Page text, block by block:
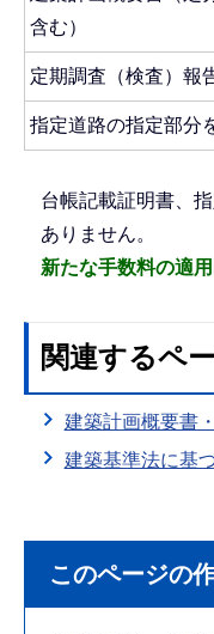
含む）
定期調査（検査）報
指定道路の指定部分
台帳記載証明書、
ありません。
新たな手数料の適
関連するペ
建築計画概要書
建築基準法に基
このページの